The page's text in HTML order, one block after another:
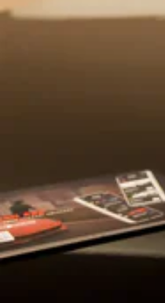
Deze Purosangue is
EXTC - Esterni
PNTE - Colori Vernice
PPE1 - Ext Painted
EXAB - Black Ceramic
LEDS - Carbon Steering
TIWN - Titanium Wheel
INTC - Interni
CRPT - Tappeti NERO
FSVM - Ventilated
STC2 - Stitching FILO
EMPH - Horse Stitched